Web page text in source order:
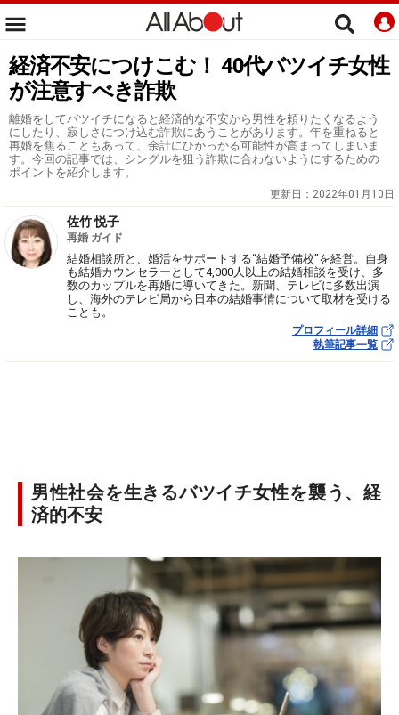
経済不安につけこむ！ 40代バツイチ女性
が注意すべき詐欺
離婚をしてバツイチになると経済的な不安から男性を頼りたくなるよう
にしたり、寂しさにつけ込む詐欺にあうことがあります。年を重ねると
再婚を焦ることもあって、余計にひかっかる可能性が高まってしまいま
す。今回の記事では、シングルを狙う詐欺に合わないようにするための
ポイントを紹介します。
更新日： 2022年01月10日
佐竹 悦子
再婚 ガイド
結婚相談所と、婚活をサポートする“結婚予備校”を経営。自身
も結婚カウンセラーとして4,000人以上の結婚相談を受け、多
数のカップルを再婚に導いてきた。新聞、テレビに多数出演
し、海外のテレビ局から日本の結婚事情について取材を受ける
ことも。
プロフィール詳細
執筆記事一覧
男性社会を生きるバツイチ女性を襲う、経
済的不安